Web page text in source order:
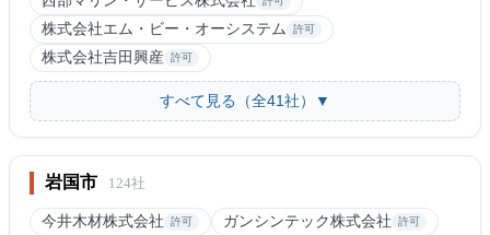
株式会社エム・ビー・オーシステム 許可
株式会社吉田興産 許可
すべて見る（全41社）▼
岩国市 124社
今井木材株式会社 許可 ガンシンテック株式会社 許可